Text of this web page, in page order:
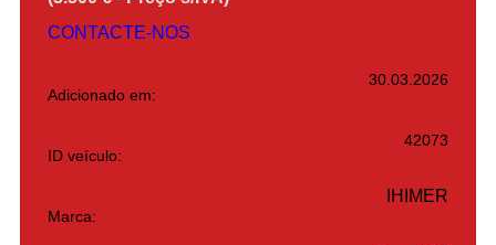
CONTACTE-NOS
Adicionado em:
30.03.2026
ID veículo:
42073
Marca:
IHIMER